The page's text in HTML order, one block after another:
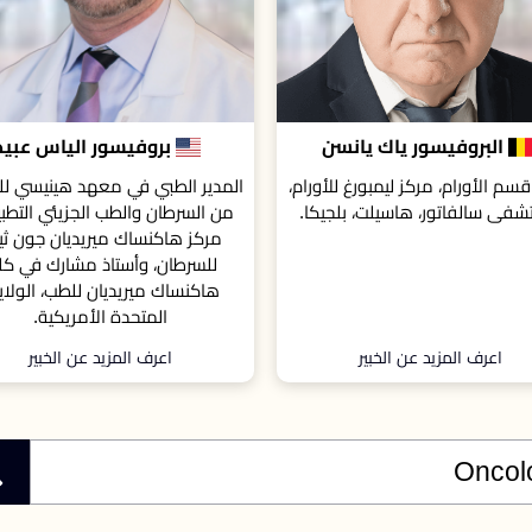
بروفيسور الياس عبيد
الطبي في معهد هينيسي للوقاية
والطب الجزيئي التطبيقي،
اعرف المزيد عن الخبير
بروفيسور إيوانا
أستاذ في جامعة ستراثكلايد،
طب الأورام في مركز بيتسون
اسكتلندا للسرطان، جلاسكو،
المتحدة
اعرف المزيد عن الخبير